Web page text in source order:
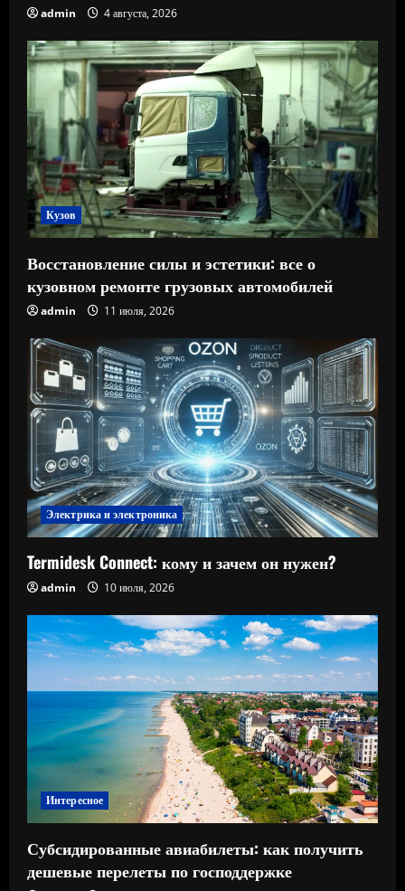
admin 4 августа, 2026
Кузов
Восстановление силы и эстетики: все о
кузовном ремонте грузовых автомобилей
admin 11 июля, 2026
Электрика и электроника
Termidesk Connect: кому и зачем он нужен?
admin 10 июля, 2026
Интересное
Субсидированные авиабилеты: как получить
дешевые перелеты по господдержке